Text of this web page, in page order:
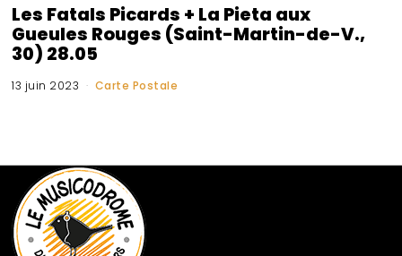
Les Fatals Picards + La Pieta aux
Gueules Rouges (Saint-Martin-de-V.,
30) 28.05
13 juin 2023 Carte Postale